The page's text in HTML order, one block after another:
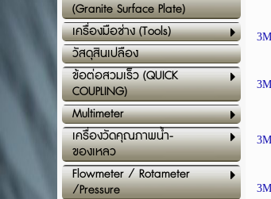
(Granite Surface Plate)
เครื่องมือช่าง (Tools)
วัสดุสินเปลือง
ข้อต่อสวมเร็ว (QUICK
COUPLING)
Multimeter
เครื่องวัดคุณภาพน้ำ-
ของเหลว
Flowmeter / Rotameter
/Pressure